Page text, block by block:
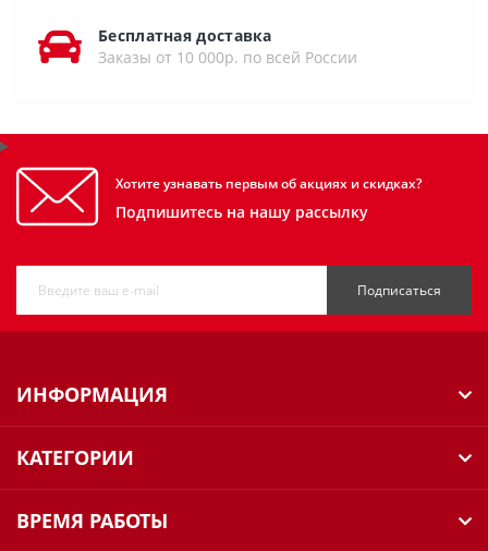
Бесплатная доставка
Заказы от 10 000р. по всей России
Хотите узнавать первым об акциях и скидках?
Подпишитесь на нашу рассылку
Подписаться
ИНФОРМАЦИЯ
КАТЕГОРИИ
ВРЕМЯ РАБОТЫ